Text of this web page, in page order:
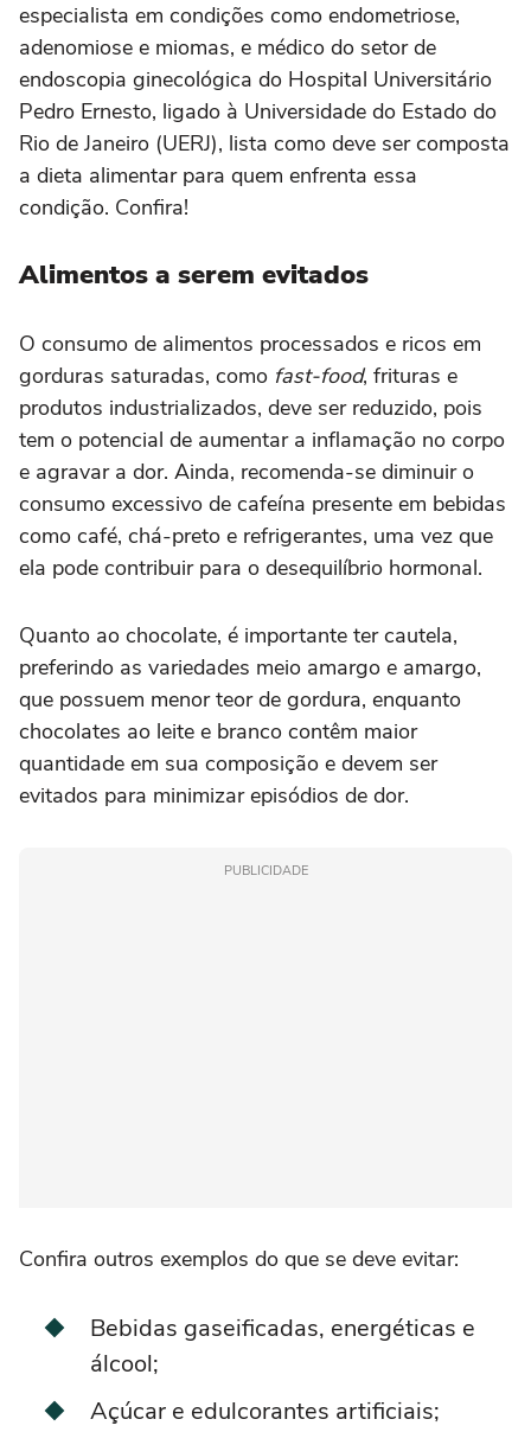
especialista em condições como endometriose,
adenomiose e miomas, e médico do setor de
endoscopia ginecológica do Hospital Universitário
Pedro Ernesto, ligado à Universidade do Estado do
Rio de Janeiro (UERJ), lista como deve ser composta
a dieta alimentar para quem enfrenta essa
condição. Confira!
Alimentos a serem evitados
O consumo de alimentos processados e ricos em
gorduras saturadas, como fast-food, frituras e
produtos industrializados, deve ser reduzido, pois
tem o potencial de aumentar a inflamação no corpo
e agravar a dor. Ainda, recomenda-se diminuir o
consumo excessivo de cafeína presente em bebidas
como café, chá-preto e refrigerantes, uma vez que
ela pode contribuir para o desequilíbrio hormonal.
Quanto ao chocolate, é importante ter cautela,
preferindo as variedades meio amargo e amargo,
que possuem menor teor de gordura, enquanto
chocolates ao leite e branco contêm maior
quantidade em sua composição e devem ser
evitados para minimizar episódios de dor.
PUBLICIDADE
Confira outros exemplos do que se deve evitar:
Bebidas gaseificadas, energéticas e
álcool;
Açúcar e edulcorantes artificiais;